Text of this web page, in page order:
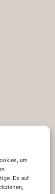
um
IDs auf